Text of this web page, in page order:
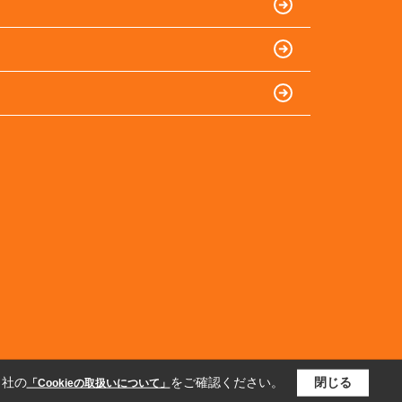
の「Cookieの取扱いについて」 をご確認ください。 閉じる